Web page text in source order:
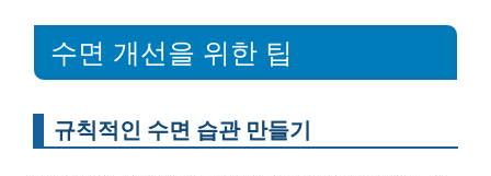
수면 개선을 위한 팁
규칙적인 수면 습관 만들기